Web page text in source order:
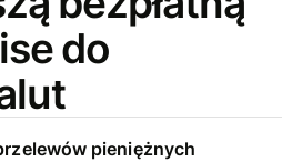
do
pieniężnych